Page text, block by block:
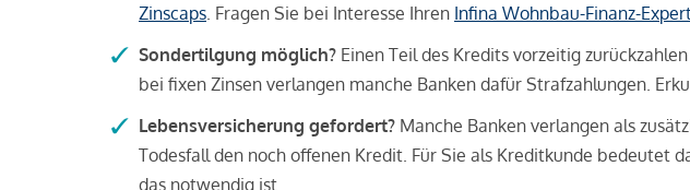
Zinscaps . Fragen Sie bei Interesse Ihren Infina Wohnbau-Finanz-
Sondertilgung möglich? Einen Teil des Kredits vorzeitig
bei fixen Zinsen verlangen manche Banken dafür Strafzahlungen.
Lebensversicherung gefordert? Manche Banken verlangen als
Todesfall den noch offenen Kredit. Für Sie als Kreditkunde bedeutet
das notwendig ist.